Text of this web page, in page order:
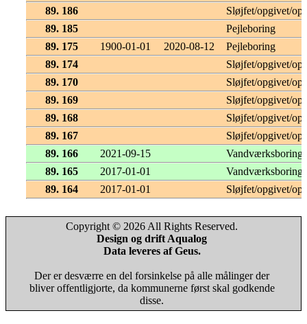
89. 186
Sløjfet/opgivet/
89. 185
Pejleboring
89. 175
1900-01-01 2020-08-12
Pejleboring
89. 174
Sløjfet/opgivet/
89. 170
Sløjfet/opgivet/
89. 169
Sløjfet/opgivet/
89. 168
Sløjfet/opgivet/
89. 167
Sløjfet/opgivet/
89. 166
2021-09-15
Vandværksboring
89. 165
2017-01-01
Vandværksboring
89. 164
2017-01-01 Sløjfet/opgivet/
Copyright © 2026 All Rights Reserved.
Design og drift Aqualog
Data leveres af Geus.
Der er desværre en del forsinkelse på alle målinger der
bliver offentligjorte, da kommunerne først skal godkende
disse.